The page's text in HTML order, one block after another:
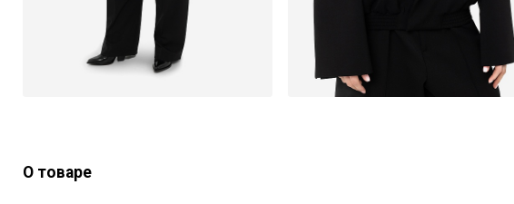
О товаре